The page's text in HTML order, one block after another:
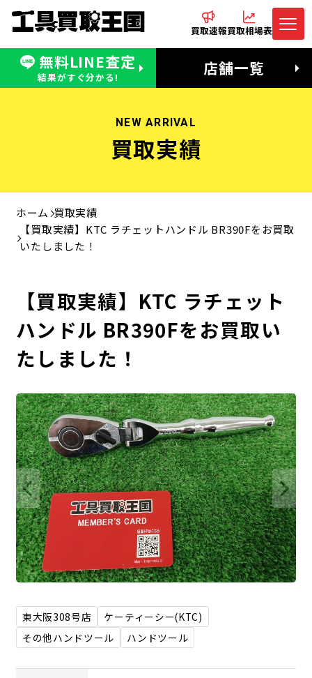
買取速報買取相場表
無料LINE査定
結果がすぐ分かる! 店舗一覧
無料LINE査定
受付：11:00〜19:00 木曜定休日
電話でお問合わせ
営業時間：11:00〜20:00
NEW ARRIVAL
買取実績
ホーム 買取実績
【買取実績】KTC ラチェットハンドル BR390Fをお買取
いたしました！
【買取実績】KTC ラチェット
ハンドル BR390Fをお買取い
たしました！
東大阪308号店
ケーティーシー(KTC)
その他ハンドツール
ハンドツール